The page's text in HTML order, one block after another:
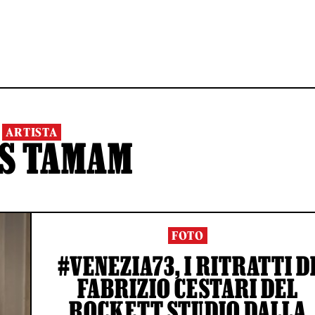
ARTISTA
TAMAM
FOTO
#VENEZIA73, I RITRATTI
FABRIZIO CESTARI DEL